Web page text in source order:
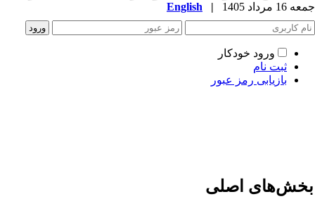
مرداد 1405 |
English
ورود خودکار
ثبت نام
بازیابی رمز عبور
اصلی